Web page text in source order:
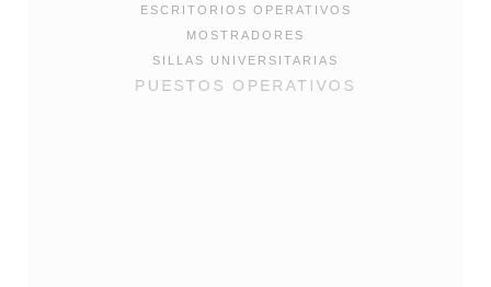
ESCRITORIOS OPERATIVOS
MOSTRADORES
SILLAS UNIVERSITARIAS
PUESTOS OPERATIVOS